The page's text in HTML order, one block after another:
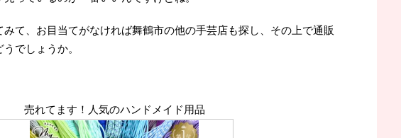
みて、お目当てがなければ舞鶴市の他の手芸店も探し、その上で通販
でしょうか。
売れてます！人気のハンドメイド用品